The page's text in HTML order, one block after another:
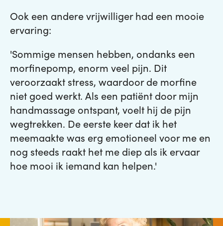
Ook een andere vrijwilliger had een mooie
ervaring:
'Sommige mensen hebben, ondanks een
morfinepomp, enorm veel pijn. Dit
veroorzaakt stress, waardoor de morfine
niet goed werkt. Als een patiënt door mijn
handmassage ontspant, voelt hij de pijn
wegtrekken. De eerste keer dat ik het
meemaakte was erg emotioneel voor me en
nog steeds raakt het me diep als ik ervaar
hoe mooi ik iemand kan helpen.'